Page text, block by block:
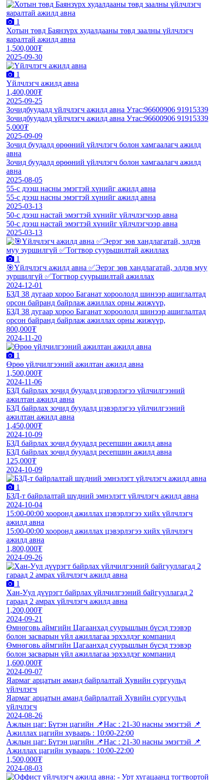
1
Хотын төвд Баянзүрх худалдааны төвд заалны үйлчлэгч
яаралтай ажилд авна
1,500,000₮
2025-09-30
1
Үйлчлэгч ажилд авна
1,400,000₮
2025-09-25
Зочидбуудалд үйлчлэгч ажилд авна Утас:96600906 91915339
Зочидбуудалд үйлчлэгч ажилд авна Утас:96600906 91915339
5,000₮
2025-09-09
Зочид буудалд өрөөний үйлчлэгч болон хамгаалагч ажилд
авна
Зочид буудалд өрөөний үйлчлэгч болон хамгаалагч ажилд
авна
2025-08-05
55-с дээш насны эмэгтэй хүнийг ажилд авна
55-с дээш насны эмэгтэй хүнийг ажилд авна
2025-03-13
50-с дээш настай эмэгтэй хүнийг үйлчлэгчээр авна
50-с дээш настай эмэгтэй хүнийг үйлчлэгчээр авна
2025-03-13
1
🎯Үйлчлэгч ажилд авна ✅Эерэг зөв хандлагатай, элдэв муу
зуршилгүй ✅Тогтвор суурьшилтай ажиллах
2024-12-01
БЗД 38 дугаар хороо Баганат хороололд шинээр ашиглалтад
орсон байранд байрлаж ажиллах орны жижүүр,
БЗД 38 дугаар хороо Баганат хороололд шинээр ашиглалтад
орсон байранд байрлаж ажиллах орны жижүүр,
800,000₮
2024-11-20
1
Өрөө үйлчилгээний ажилтан ажилд авна
1,500,000₮
2024-11-06
БЗД байрлах зочид буудалд цэвэрлэгээ үйлчилгээний
ажилтан ажилд авна
БЗД байрлах зочид буудалд цэвэрлэгээ үйлчилгээний
ажилтан ажилд авна
1,450,000₮
2024-10-09
БЗД байрлах зочид буудалд рeсeпшин ажилд авна
БЗД байрлах зочид буудалд рeсeпшин ажилд авна
125,000₮
2024-10-09
1
БЗД-т байрлалтай шүдний эмнэлэгт үйлчлэгч ажилд авна
2024-10-04
15:00-00:00 хооронд ажиллах цэвэрлэгээ хийх үйлчлэгч
ажилд авна
15:00-00:00 хооронд ажиллах цэвэрлэгээ хийх үйлчлэгч
ажилд авна
1,800,000₮
2024-09-26
1
Хан-Уул дүүрэгт байрлах үйлчилгээний байгууллагад 2
гараад 2 амрах үйлчлэгч ажилд авна
1,200,000₮
2024-09-21
Өмнөговь аймгийн Цагаанхад суурьшлын бүсэд тээвэр
болон засварын үйл ажиллагаа эрхэлдэг компанид
Өмнөговь аймгийн Цагаанхад суурьшлын бүсэд тээвэр
болон засварын үйл ажиллагаа эрхэлдэг компанид
1,600,000₮
2024-09-07
Яармаг арцатын аманд байрлалтай Хувийн сургуульд
үйлчлэгч
Яармаг арцатын аманд байрлалтай Хувийн сургуульд
үйлчлэгч
2024-08-26
Ажлын цаг: Бүтэн цагийн 📌Нас : 21-30 насны эмэгтэй 📌
Aжиллах цагийн хуваарь : 10:00-22:00
Ажлын цаг: Бүтэн цагийн 📌Нас : 21-30 насны эмэгтэй 📌
Aжиллах цагийн хуваарь : 10:00-22:00
1,500,000₮
2024-08-03